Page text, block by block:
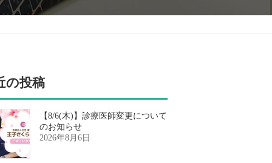
の投稿
【8/6(木)】診療医師変更について
のお知らせ
2026年8月6日